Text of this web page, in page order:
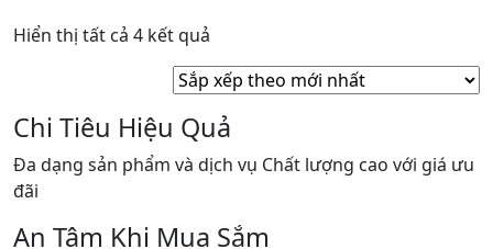
Hiển thị tất cả 4 kết quả
sắp
xếp
theo
mới
nhất
Chi Tiêu Hiệu Quả
Đa dạng sản phẩm và dịch vụ Chất lượng cao với giá ưu
đãi
An Tâm Khi Mua Sắm